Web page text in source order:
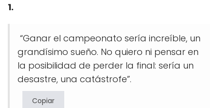
1.
“Ganar el campeonato sería increíble, un
grandísimo sueño. No quiero ni pensar en
la posibilidad de perder la final: sería un
desastre, una catástrofe”.
Copiar